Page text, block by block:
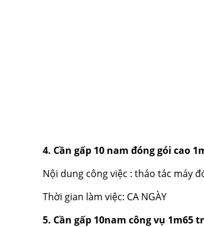
4. Cần gấp 10 nam đóng gói cao
Nội dung công việc : tháo tác máy
Thời gian làm việc: CA NGÀY
5. Cần gấp 10nam công vụ